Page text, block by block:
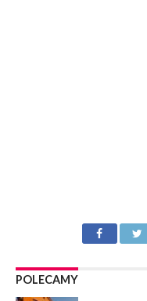
POLECAMY